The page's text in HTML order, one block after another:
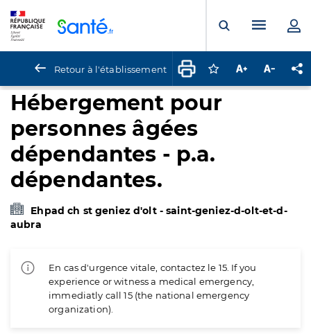
Ouvrir laMenu
Retour à l'établissement Connectez-vous
Augmenter la
Hébergement pour
personnes âgées
dépendantes - p.a.
dépendantes.
Ehpad ch st geniez d'olt - saint-geniez-d-olt-et-d-
aubra
En cas d'urgence vitale, contactez le 15. If you
experience or witness a medical emergency,
immediatly call 15 (the national emergency
organization).